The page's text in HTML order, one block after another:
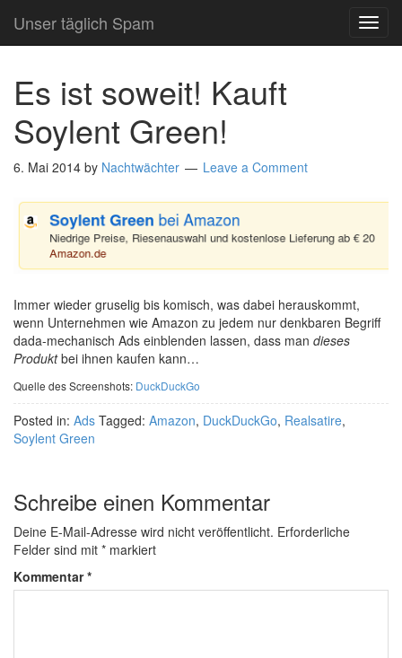
Unser täglich Spam
Es ist soweit! Kauft
Soylent Green!
6. Mai 2014 by Nachtwächter Leave a Comment
Immer wieder gruselig bis komisch, was dabei herauskommt,
wenn Unternehmen wie Amazon zu jedem nur denkbaren Begriff
dada-mechanisch Ads einblenden lassen, dass man dieses
Produktbei ihnen kaufen kann…
Quelle des Screenshots: DuckDuckGo
Posted in: Ads Tagged: Amazon, DuckDuckGo, Realsatire,
Soylent Green
Schreibe einen Kommentar
Deine E-Mail-Adresse wird nicht veröffentlicht. Erforderliche
Felder sind mit * markiert
Kommentar*